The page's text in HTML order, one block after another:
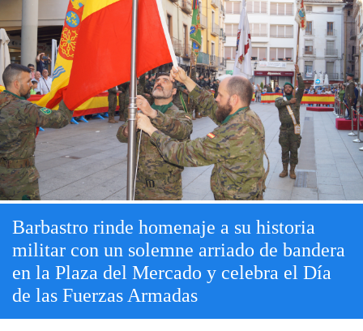
Barbastro rinde homenaje a su historia
militar con un solemne arriado de bandera
en la Plaza del Mercado y celebra el Día
de las Fuerzas Armadas